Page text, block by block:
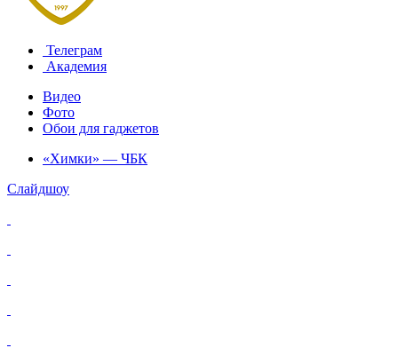
Телеграм
Академия
Видео
Фото
Обои для гаджетов
«Химки» — ЧБК
Слайдшоу